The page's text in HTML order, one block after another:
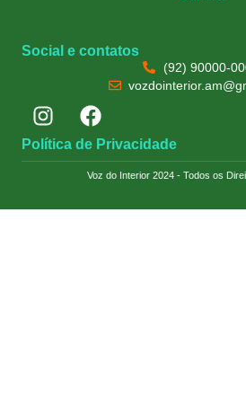
Social e contatos
(92) 90000-
Política de Privacidade
Voz do Interior 2024 - Todos os